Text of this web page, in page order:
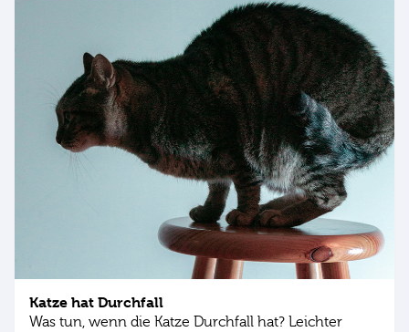
Katze hat Durchfall
Was tun, wenn die Katze Durchfall hat? Leichter